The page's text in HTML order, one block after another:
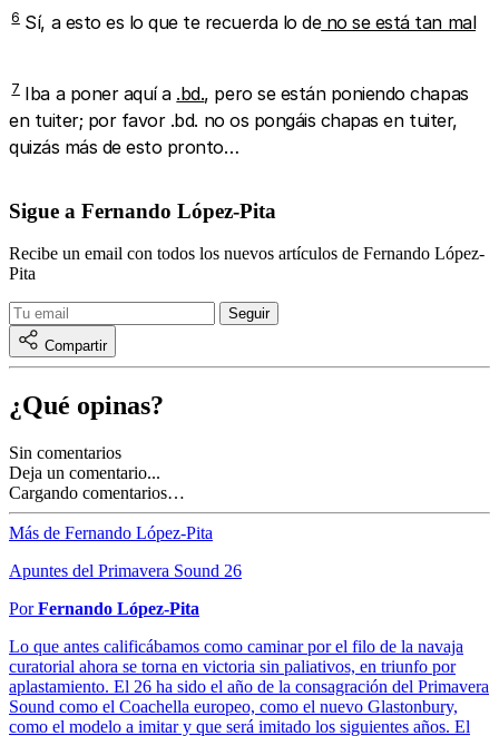
6Sí, a esto es lo que te recuerda lo deno se está tan mal
7Iba a poner aquí a .bd., pero se están poniendo chapas
en tuiter; por favor .bd. no os pongáis chapas en tuiter,
quizás más de esto pronto…
Sigue a Fernando López-Pita
Recibe un email con todos los nuevos artículos de Fernando López-
Pita
Compartir
¿Qué opinas?
Sin comentarios
Deja un comentario...
Cargando comentarios…
Más de Fernando López-Pita
Apuntes del Primavera Sound 26
PorFernando López-Pita
Lo que antes calificábamos como caminar por el filo de la navaja
curatorial ahora se torna en victoria sin paliativos, en triunfo por
aplastamiento. El 26 ha sido el año de la consagración del Primavera
Sound como el Coachella europeo, como el nuevo Glastonbury,
como el modelo a imitar y que será imitado los siguientes años. El